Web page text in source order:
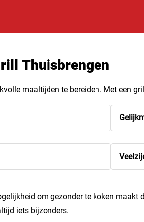
Thuisbrengen
maaltijden te bereiden. Met een
om gezonder te koken maakt
iets bijzonders.